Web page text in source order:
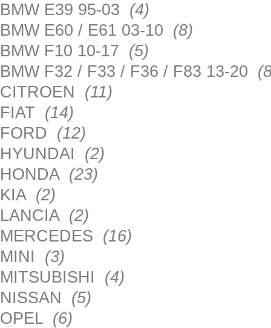
BMW E39 95-03 (4)
BMW E60 / E61 03-10 (8)
BMW F10 10-17 (5)
BMW F32 / F33 / F36 / F83 13-20
CITROEN (11)
FIAT (14)
FORD (12)
HYUNDAI (2)
HONDA (23)
KIA (2)
LANCIA (2)
MERCEDES (16)
MINI (3)
MITSUBISHI (4)
NISSAN (5)
OPEL (6)